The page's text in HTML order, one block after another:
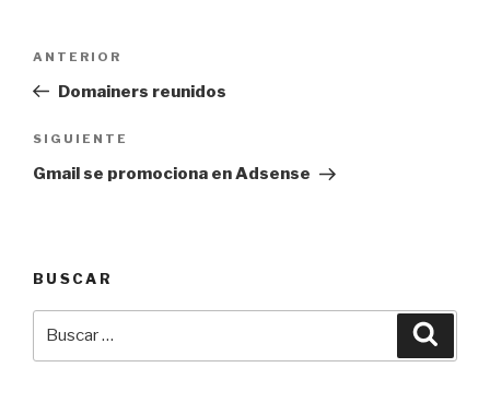
entradas
Entrada
anterior:
ANTERIOR
Domainers reunidos
Siguiente
entrada
SIGUIENTE
Gmail se promociona en Adsense
BUSCAR